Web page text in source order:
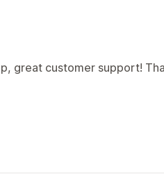
great customer support!